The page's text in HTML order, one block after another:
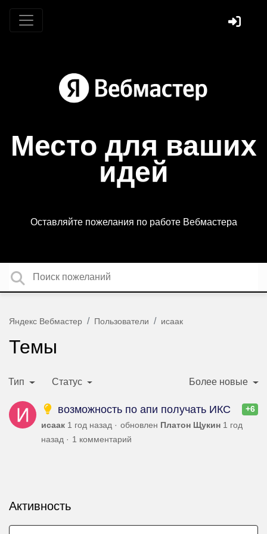
Место для ваших
идей
Оставляйте пожелания по работе Вебмастера
Яндекс Вебмастер Пользователи исаак
Темы
Тип Статус Более новые
+6
возможность по апи получать ИКС
исаак 1 год назад обновлен Платон Щукин 1 год
назад
1 комментарий
Активность